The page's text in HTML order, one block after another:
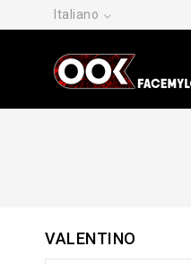
Italiano
VALENTINO